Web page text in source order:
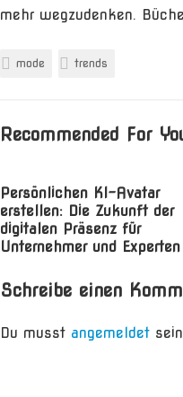
mehr wegzudenken.
mode trends
Recommended For
Persönlichen KI-Avatar
erstellen: Die Zukunft der
digitalen Präsenz für
Unternehmer und Experten
Schreibe einen
Du musst angemeldet